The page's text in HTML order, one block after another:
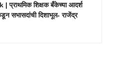
शिक्षक बँकेच्या आदर्श
सभासदांची दिशाभूल- राजेंद्र